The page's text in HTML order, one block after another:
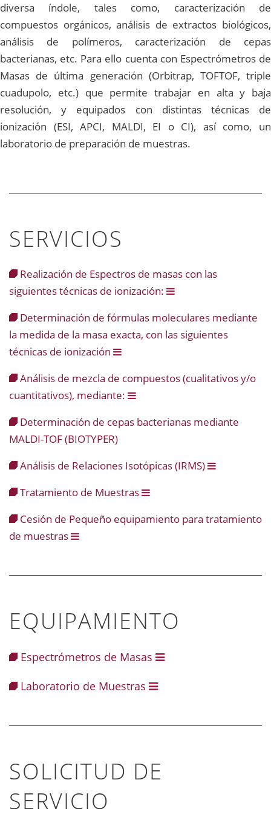
diversa índole, tales como, caracterización de
compuestos orgánicos, análisis de extractos biológicos,
análisis de polímeros, caracterización de cepas
bacterianas, etc. Para ello cuenta con Espectrómetros de
Masas de última generación (Orbitrap, TOFTOF, triple
cuadupolo, etc.) que permite trabajar en alta y baja
resolución, y equipados con distintas técnicas de
ionización (ESI, APCI, MALDI, EI o CI), así como, un
laboratorio de preparación de muestras.
SERVICIOS
Realización de Espectros de masas con las
siguientes técnicas de ionización:
Determinación de fórmulas moleculares mediante
la medida de la masa exacta, con las siguientes
técnicas de ionización
Análisis de mezcla de compuestos (cualitativos y/o
cuantitativos), mediante:
Determinación de cepas bacterianas mediante
MALDI-TOF (BIOTYPER)
Análisis de Relaciones Isotópicas (IRMS)
Tratamiento de Muestras
Cesión de Pequeño equipamiento para tratamiento
de muestras
EQUIPAMIENTO
Espectrómetros de Masas
Laboratorio de Muestras
SOLICITUD DE
SERVICIO